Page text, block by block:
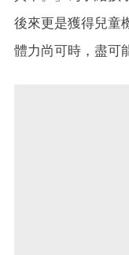
後來更是獲得兒童
體力尚可時，盡可